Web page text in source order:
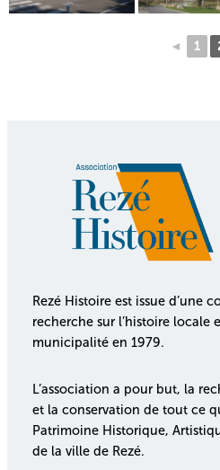
◄ 1
Rezé Histoire est issue d’une
recherche sur l’histoire locale
municipalité en 1979.
L’association a pour but, la
et la conservation de tout ce
Patrimoine Historique,
de la ville de Rezé.